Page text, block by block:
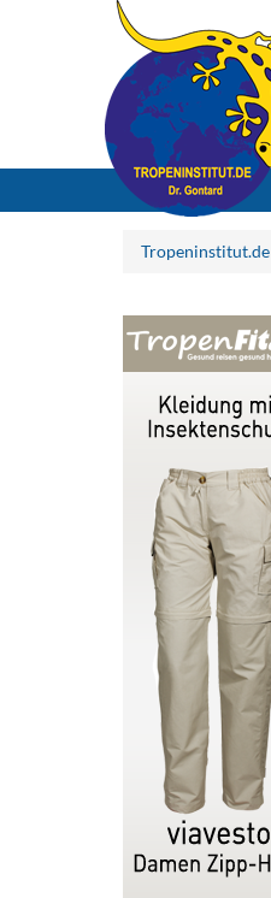
Tropeninstitut.de